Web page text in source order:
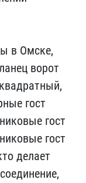
в О​мске,
ворот​
гост
​гост
гост
делает